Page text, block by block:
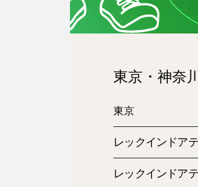
東京・神奈
東京
レックインドア
レックインドア